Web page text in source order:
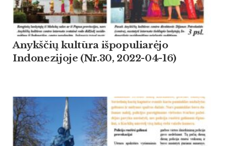
Anykščių kultūra išpopuliarėjo
Indonezijoje (Nr.30, 2022-04-16)